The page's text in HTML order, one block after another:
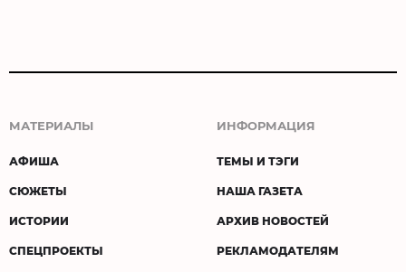
МАТЕРИАЛЫ
АФИША
СЮЖЕТЫ
ИСТОРИИ
СПЕЦПРОЕКТЫ
ИНФОРМАЦИЯ
ТЕМЫ И ТЭГИ
НАША ГАЗЕТА
АРХИВ НОВОСТЕЙ
РЕКЛАМОДАТЕЛЯМ